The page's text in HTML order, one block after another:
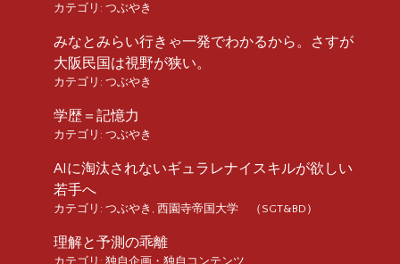
カテゴリ: つぶやき
みなとみらい行きゃ一発でわかるから。さすが
大阪民国は視野が狭い。
カテゴリ: つぶやき
学歴＝記憶力
カテゴリ: つぶやき
AIに淘汰されないギュラレナイスキルが欲しい
若手へ
カテゴリ: つぶやき 西園寺帝国大学 （SGT&BD）
理解と予測の乖離
カテゴリ: 独自企画・独自コンテンツ